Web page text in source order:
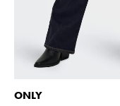
ONLY